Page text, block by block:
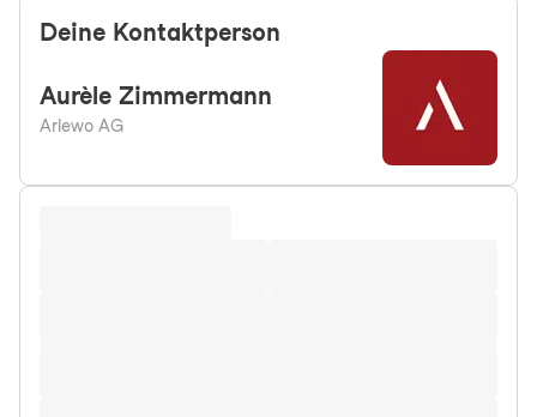
Deine Kontaktperson
Aurèle Zimmermann
Arlewo AG